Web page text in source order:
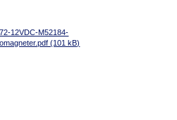
12VDC-M52184-
(101 kB)